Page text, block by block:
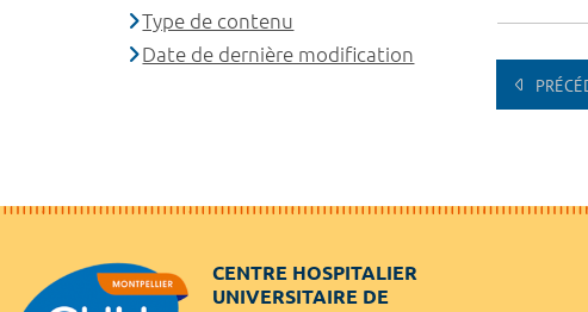
Type de contenu
Date de dernière modification
CENTRE HOSPITALIER
UNIVERSITAIRE DE